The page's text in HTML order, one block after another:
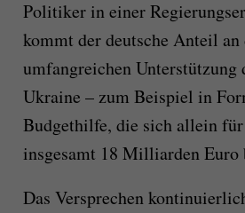
Politiker in einer
kommt der deutsche Anteil an
umfangreichen Unterstützung
Ukraine – zum Beispiel in
Budgethilfe, die sich allein für
insgesamt 18 Milliarden Euro
Das Versprechen